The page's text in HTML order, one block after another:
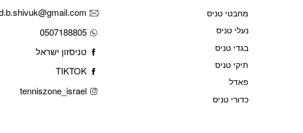
מחבטי טניס
נעלי טניס
בגדי טניס
תיקי טניס
פאדל
כדורי טניס
0507188805
טניסזון ישראל
TIKTOK
tenniszone_israel